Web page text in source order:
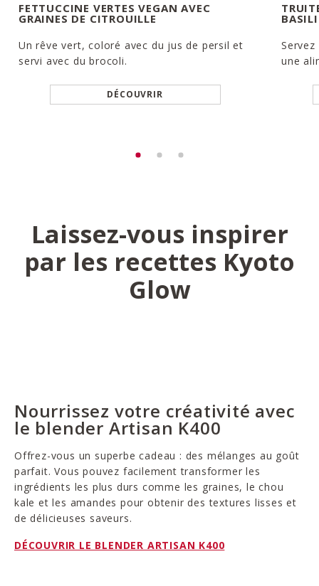
FETTUCCINE VERTES VEGAN AVEC
GRAINES DE CITROUILLE
Un rêve vert, coloré avec du jus de persil et
servi avec du brocoli.
DÉCOUVRIR
une
Laissez-vous inspirer
par les recettes Kyoto
Glow
Nourrissez votre créativité avec
le blender Artisan K400
Offrez-vous un superbe cadeau : des mélanges au goût
parfait. Vous pouvez facilement transformer les
ingrédients les plus durs comme les graines, le chou
kale et les amandes pour obtenir des textures lisses et
de délicieuses saveurs.
DÉCOUVRIR LE BLENDER ARTISAN K400